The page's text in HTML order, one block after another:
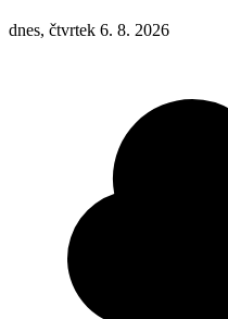
dnes, čtvrtek 6. 8. 2026